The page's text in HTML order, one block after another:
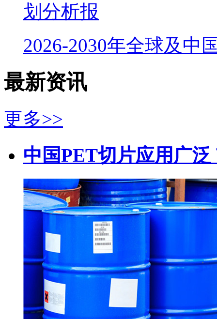
划分析报
2026-2030年全球及中
最新资讯
更多>>
中国PET切片应用广